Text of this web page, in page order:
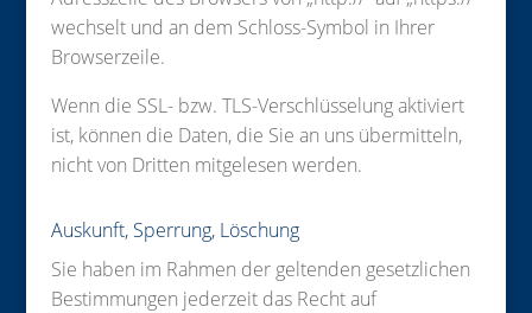
wechselt und an dem Schloss-Symbol in Ihrer
Browserzeile.
Wenn die SSL- bzw. TLS-Verschlüsselung aktiviert
ist, können die Daten, die Sie an uns übermitteln,
nicht von Dritten mitgelesen werden.
Auskunft, Sperrung, Löschung
Sie haben im Rahmen der geltenden gesetzlichen
Bestimmungen jederzeit das Recht auf